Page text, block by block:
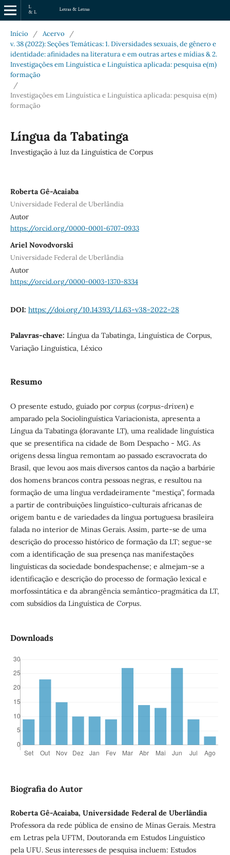
Início / Acervo
/
v. 38 (2022): Seções Temáticas: 1. Diversidades sexuais, de gênero e
identidade: afinidades na literatura e em outras artes e mídias & 2.
Investigações em Linguística e Linguística aplicada: pesquisa e(m)
formação
/
Investigações em Linguística e Linguística aplicada: pesquisa e(m)
formação
Língua da Tabatinga
Investigação à luz da Linguística de Corpus
Roberta Gê-Acaiaba
Universidade Federal de Uberlândia
Autor
https://orcid.org/0000-0001-6707-0933
Ariel Novodvorski
Universidade Federal de Uberlândia
Autor
https://orcid.org/0000-0003-1370-8334
DOI: https://doi.org/10.14393/LL63-v38-2022-28
Palavras-chave: Língua da Tabatinga, Linguística de Corpus,
Variação Linguística, Léxico
Resumo
O presente estudo, guiado por corpus(corpus-driven) e
amparado pela Sociolinguística Variacionista, apresenta a
Língua da Tabatinga (doravante LT), uma realidade linguística
que se presentifica na cidade de Bom Despacho - MG. As
origens dessa língua remontam ao passado escravocrata do
Brasil, que levou aos mais diversos cantos da nação a barbárie
dos homens brancos contra pessoas negras, e resultou na
formação de uma língua verdadeiramente “mestiça”, formada
a partir de contribuições linguístico-culturais africanas de
origem bantu e de variedades da língua portuguesa brasileira
falada no interior de Minas Gerais. Assim, parte-se de uma
descrição do processo histórico de formação da LT; segue-se
com a identificação de sua presença nas manifestações
linguísticas da sociedade bondespachense; e almejam-se a
identificação e descrição do processo de formação lexical e
morfossintática e da abrangência semântico-pragmática da LT,
com subsídios da Linguística de Corpus.
Downloads
Biografia do Autor
Roberta Gê-Acaiaba, Universidade Federal de Uberlândia
Professora da rede pública de ensino de Minas Gerais. Mestra
em Letras pela UFTM, Doutoranda em Estudos Linguístico
pela UFU. Seus interesses de pesquisa incluem: Estudos